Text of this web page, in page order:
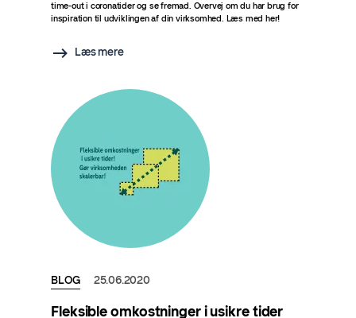
time-out i coronatider og se fremad. Overvej om du har brug for
inspiration til udviklingen af din virksomhed. Læs med her!
Læs mere
BLOG 25.06.2020
Fleksible omkostninger i usikre tider